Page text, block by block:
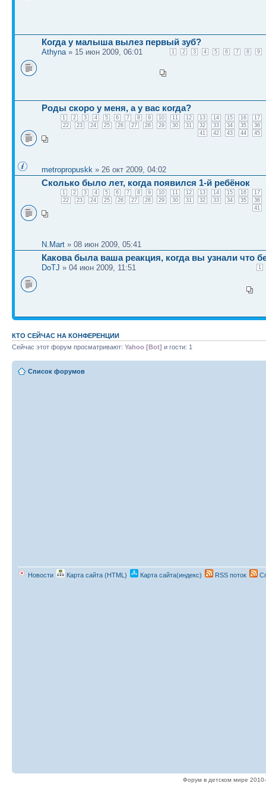
Когда у малыша вылез первый зуб?
1 2 3 4 5 6 7 8 9
Athyna » 15 июн 2009, 06:01
Роды скоро у меня, а у вас когда?
1 2 3 4 5 6 7 8 9 10 11 12 13 14 15 16
17
22
23 24 25 26 27 28 29 30 31 32 33 34 35
36
41
42 43 44 45
metropropuskk » 26 окт 2009, 04:02
Сколько было лет, когда появился 1-й ребёнок
1 2 3 4 5 6 7 8 9 10 11 12 13 14 15 16
17
22
23 24 25 26 27 28 29 30 31 32 33 34 35
36
41
N.Mart » 08 июн 2009, 05:41
Какова была ваша реакция, когда вы узнали что
1
DoTJ » 04 июн 2009, 11:51
КТО СЕЙЧАС НА КОНФЕРЕНЦИИ
Сейчас этот форум просматривают: Yahoo [Bot] и гости: 1
Список форумов
Новости Карта сайта (HTML) Карта сайта(индекс) RSS поток
Форум в детском мире